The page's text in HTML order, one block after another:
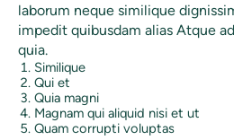
laborum neque similique
impedit quibusdam alias Atque
quia.
Similique
Qui et
Quia magni
Magnam qui aliquid nisi et ut
Quam corrupti voluptas